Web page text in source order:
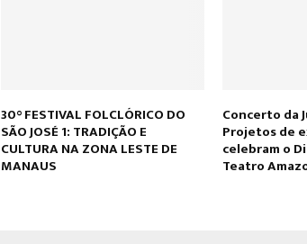
30° FESTIVAL FOLCLÓRICO DO
SÃO JOSÉ 1: TRADIÇÃO E
CULTURA NA ZONA LESTE DE
MANAUS
Concerto da
Projetos de
celebram o
Teatro